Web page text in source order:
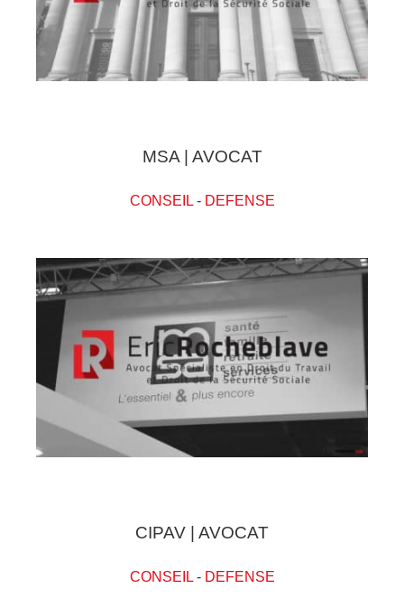
MSA | AVOCAT
CONSEIL- DEFENSE
CIPAV | AVOCAT
CONSEIL- DEFENSE